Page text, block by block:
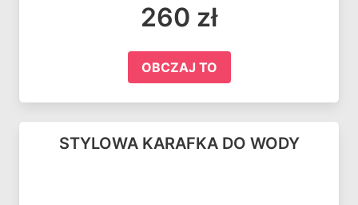
260 zł
OBCZAJ TO
STYLOWA KARAFKA DO WODY